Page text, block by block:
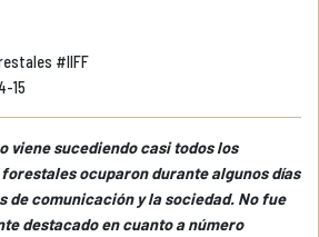
#IIFF
15
viene sucediendo casi todos los
ocuparon durante algunos días
de comunicación y la sociedad. No fue
destacado en cuanto a número